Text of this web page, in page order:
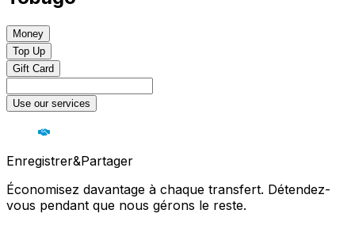
Money
Top Up
Gift Card
Use our services
Enregistrer&Partager
Économisez davantage à chaque transfert. Détendez-
vous pendant que nous gérons le reste.